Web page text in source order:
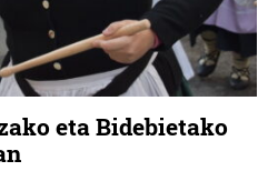
eta Bidebietako